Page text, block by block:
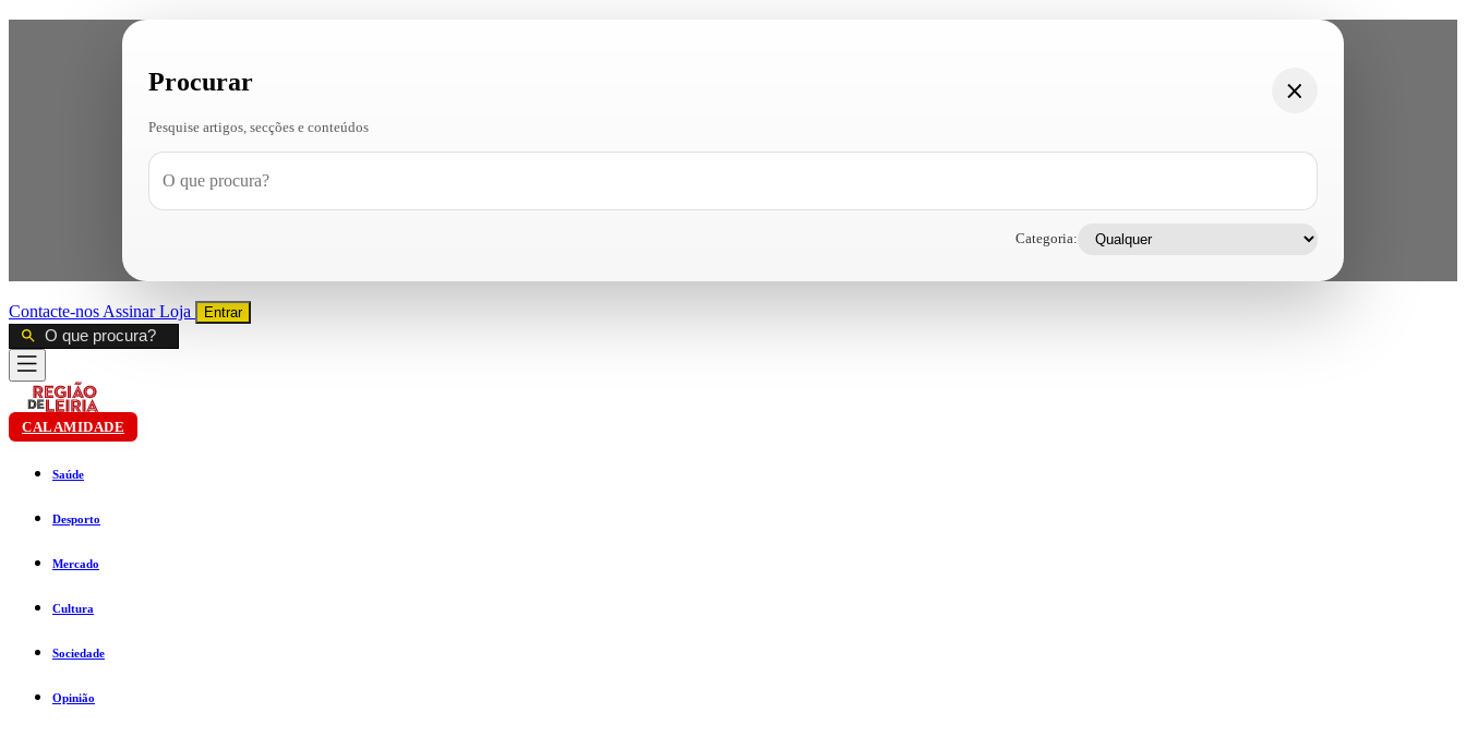
Procurar
Pesquise artigos, secções e conteúdos
Categoria:
Contacte-nos AssinarLoja Entrar
CALAMIDADE
Saúde
Desporto
Mercado
Cultura
Sociedade
Opinião